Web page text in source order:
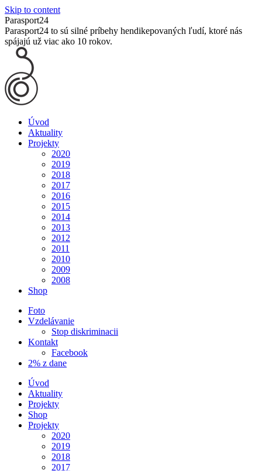
Skip to content
Parasport24
Parasport24 to sú silné príbehy hendikepovaných ľudí, ktoré nás
spájajú už viac ako 10 rokov.
Úvod
Aktuality
Projekty
2020
2019
2018
2017
2016
2015
2014
2013
2012
2011
2010
2009
2008
Shop
Foto
Vzdelávanie
Stop diskriminacii
Kontakt
Facebook
2% z dane
Úvod
Aktuality
Projekty
Shop
Projekty
2020
2019
2018
2017